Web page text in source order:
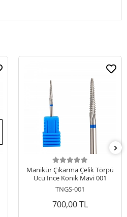
Manikür Çıkarma Çelik Törpü
Ucu İnce Konik Mavi 001
TNGS-001
700,00 TL